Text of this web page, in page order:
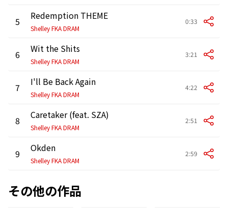
5 Redemption THEME
Shelley FKA DRAM
0:33
6 Wit the Shits
Shelley FKA DRAM
3:21
7 I'll Be Back Again
Shelley FKA DRAM
4:22
8 Caretaker (feat. SZA)
Shelley FKA DRAM
2:51
9 Okden
Shelley FKA DRAM
2:59
その他の作品